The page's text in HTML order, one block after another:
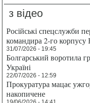
з відео
Російські спецслужби
командира 2-го корпусу
31/07/2026 - 19:45
Болгарський воротила
Україні
22/07/2026 - 12:59
Прокуратура мацає
накопичене